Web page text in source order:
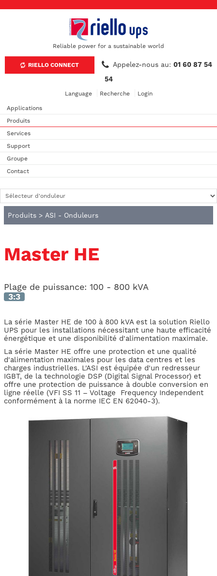
Reliable power for a sustainable world
RIELLO CONNECT Appelez-nous au: 01 60 87 54
54
Language Recherche Login
Applications
Produits
Services
Support
Groupe
Contact
Produits > ASI - Onduleurs
Master HE
Plage de puissance: 100 - 800 kVA
3:3
La série Master HE de 100 à 800 kVA est la solution Riello
UPS pour les installations nécessitant une haute efficacité
énergétique et une disponibilité d'alimentation maximale.
La série Master HE offre une protection et une qualité
d'alimentation maximales pour les data centres et les
charges industrielles. L'ASI est équipée d'un redresseur
IGBT, de la technologie DSP (Digital Signal Processor) et
offre une protection de puissance à double conversion en
ligne réelle (VFI SS 11 – Voltage Frequency Independent
conformément à la norme IEC EN 62040-3).